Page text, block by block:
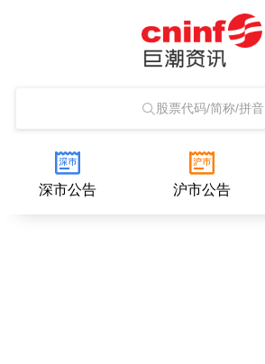
股票代码/简称/拼音
深市公告 沪市公告